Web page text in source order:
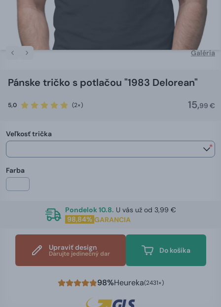
Galéria
Pánske tričko s potlačou "1983 Delorean"
5,0 (2×) 15,99 €
Veľkosť trička
*
Farba
Pondelok 10.8. U vás už od 3,99 €
98,84% GARANCIA
Upraviť design
Darujte jedinečný dar Do košíka
98%Heureka(2431×)